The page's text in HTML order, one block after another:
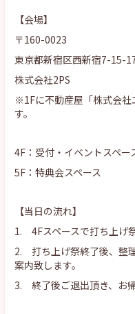
【会場】
〒160-0023
東京都新宿区西新宿7-15-
株式会社2PS
※1Fに不動産屋「株式会社
す。
4F：受付・イベントスペー
5F：特典会スペース
【当日の流れ】
1. 4Fスペースで打ち上げ
2. 打ち上げ祭終了後、整
案内致します。
3. 終了後ご退出頂き、お帰